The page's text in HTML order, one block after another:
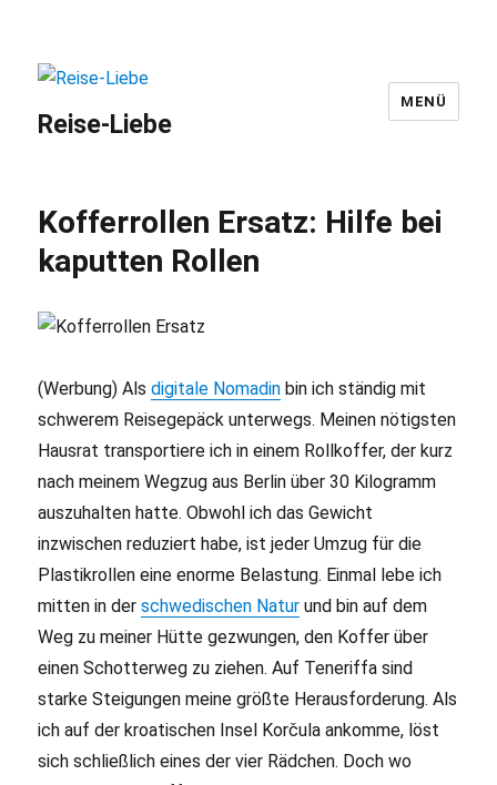
Reise-Liebe
MENÜ
Kofferrollen Ersatz: Hilfe bei
kaputten Rollen
(Werbung) Alsdigitale Nomadin bin ich ständig mit
schwerem Reisegepäck unterwegs. Meinen nötigsten
Hausrat transportiere ich in einem Rollkoffer, der kurz
nach meinem Wegzug aus Berlin über 30 Kilogramm
auszuhalten hatte. Obwohl ich das Gewicht
inzwischen reduziert habe, ist jeder Umzug für die
Plastikrollen eine enorme Belastung. Einmal lebe ich
mitten in derschwedischen Natur und bin auf dem
Weg zu meiner Hütte gezwungen, den Koffer über
einen Schotterweg zu ziehen. Auf Teneriffa sind
starke Steigungen meine größte Herausforderung. Als
ich auf der kroatischen Insel Korčula ankomme, löst
sich schließlich eines der vier Rädchen. Doch wo